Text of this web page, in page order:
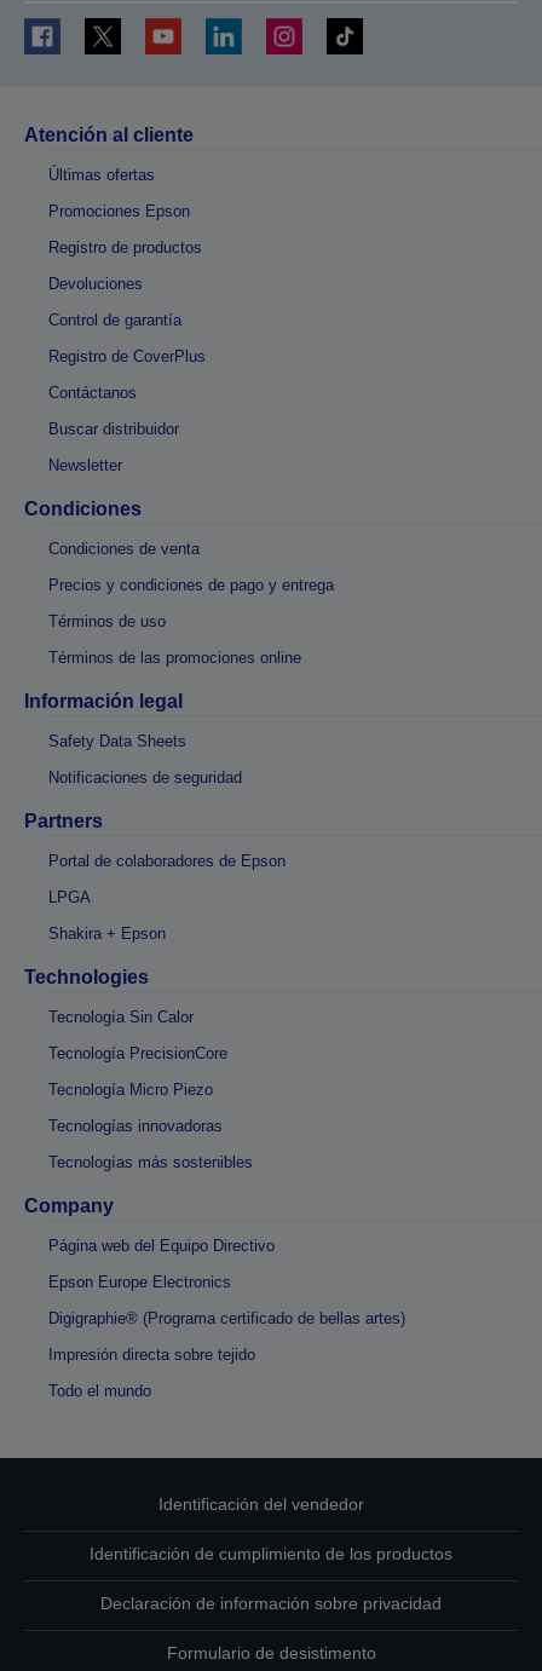
Atención al cliente
Últimas ofertas
Promociones Epson
Registro de productos
Devoluciones
Control de garantía
Registro de CoverPlus
Contáctanos
Buscar distribuidor
Newsletter
Condiciones
Condiciones de venta
Precios y condiciones de pago y entrega
Términos de uso
Términos de las promociones online
Información legal
Safety Data Sheets
Notificaciones de seguridad
Partners
Portal de colaboradores de Epson
LPGA
Shakira + Epson
Technologies
Tecnología Sin Calor
Tecnología PrecisionCore
Tecnología Micro Piezo
Tecnologías innovadoras
Tecnologías más sostenibles
Company
Página web del Equipo Directivo
Epson Europe Electronics
Digigraphie® (Programa certificado de bellas artes)
Impresión directa sobre tejido
Todo el mundo
Identificación del vendedor
Identificación de cumplimiento de los productos
Declaración de información sobre privacidad
Formulario de desistimento